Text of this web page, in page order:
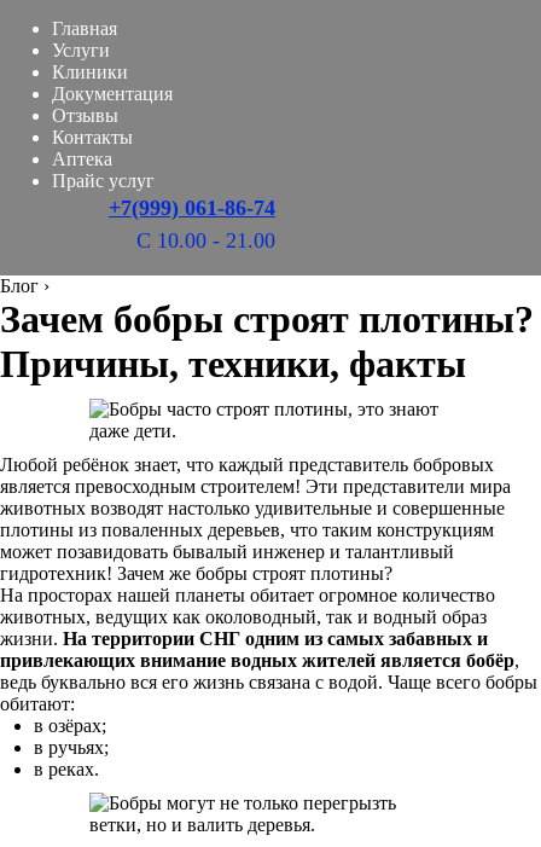
Главная
Услуги
Клиники
Документация
Отзывы
Контакты
Аптека
Прайс услуг
+7(999) 061-86-74
С 10.00 - 21.00
Блог ›
Зачем бобры строят плотины?
Причины, техники, факты
Любой ребёнок знает, что каждый представитель бобровых
является превосходным строителем! Эти представители мира
животных возводят настолько удивительные и совершенные
плотины из поваленных деревьев, что таким конструкциям
может позавидовать бывалый инженер и талантливый
гидротехник! Зачем же бобры строят плотины?
На просторах нашей планеты обитает огромное количество
животных, ведущих как околоводный, так и водный образ
жизни. На территории СНГ одним из самых забавных и
привлекающих внимание водных жителей является бобёр,
ведь буквально вся его жизнь связана с водой. Чаще всего бобры
обитают:
в озёрах;
в ручьях;
в реках.